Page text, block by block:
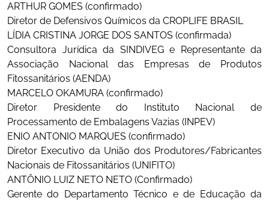
ARTHUR GOMES (confirmado)
Diretor de Defensivos Químicos da CROPLIFE BRASIL
LÍDIA CRISTINA JORGE DOS SANTOS (confirmada)
Consultora Jurídica da SINDIVEG e Representante da
Associação Nacional das Empresas de Produtos
Fitossanitários (AENDA)
MARCELO OKAMURA (confirmado)
Diretor Presidente do Instituto Nacional de
Processamento de Embalagens Vazias (INPEV)
ENIO ANTONIO MARQUES (confirmado)
Diretor Executivo da União dos Produtores/Fabricantes
Nacionais de Fitossanitários (UNIFITO)
ANTÔNIO LUIZ NETO NETO (Confirmado)
Gerente do Departamento Técnico e de Educação da